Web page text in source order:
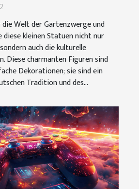
die Welt der Gartenzwerge und
diese kleinen Statuen nicht nur
auch die kulturelle
Diese charmanten Figuren sind
Dekorationen; sie sind ein
Tradition und des...